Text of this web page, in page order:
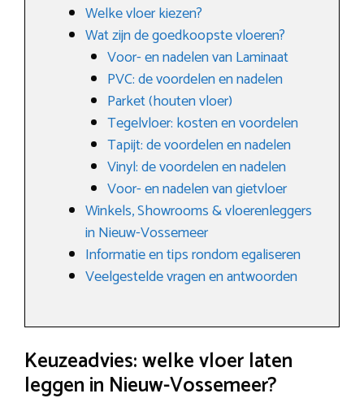
Welke vloer kiezen?
Wat zijn de goedkoopste vloeren?
Voor- en nadelen van Laminaat
PVC: de voordelen en nadelen
Parket (houten vloer)
Tegelvloer: kosten en voordelen
Tapijt: de voordelen en nadelen
Vinyl: de voordelen en nadelen
Voor- en nadelen van gietvloer
Winkels, Showrooms & vloerenleggers
in Nieuw-Vossemeer
Informatie en tips rondom egaliseren
Veelgestelde vragen en antwoorden
Keuzeadvies: welke vloer laten
leggen in Nieuw-Vossemeer?